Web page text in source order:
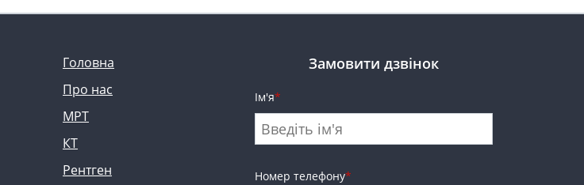
Замовити дзвінок
Ім'я*
Номер телефону*
Головна
Про нас
МРТ
КТ
Рентген